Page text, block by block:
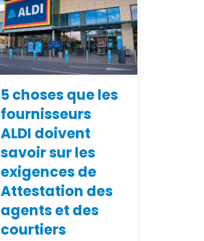
5 choses que les
fournisseurs
ALDI doivent
savoir sur les
exigences de
Attestation des
agents et des
courtiers